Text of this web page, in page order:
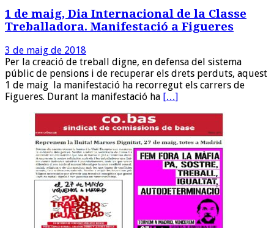
1 de maig, Dia Internacional de la Classe
Treballadora. Manifestació a Figueres
3 de maig de 2018
Per la creació de treball digne, en defensa del sistema
públic de pensions i de recuperar els drets perduts, aquest
1 de maig la manifestació ha recorregut els carrers de
Figueres. Durant la manifestació ha […]